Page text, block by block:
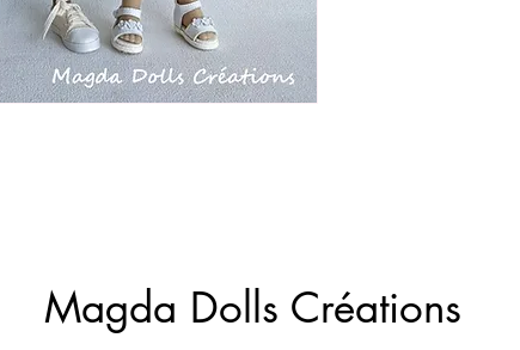
Magda Dolls Créations